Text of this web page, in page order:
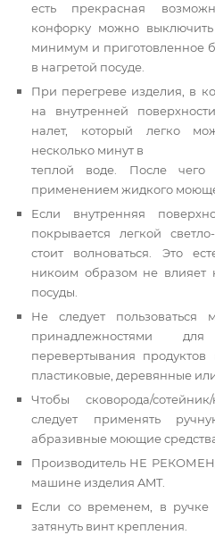
есть прекрасная
конфорку можно
минимум и приготовленное
в нагретой посуде.
При перегреве изделия, в
на внутренней
налет, который легко
несколько минут в
теплой воде. После
применением жидкого
Если внутренняя
покрывается легкой
стоит волноваться. Это
никоим образом не влияет
посуды.
Не следует пользоваться
принадлежностями
перевертывания продуктов
пластиковые, деревянные
Чтобы сковорода/
следует применять
абразивные моющие
Производитель НЕ
машине изделия AMT.
Если со временем, в ручке
затянуть винт крепления.